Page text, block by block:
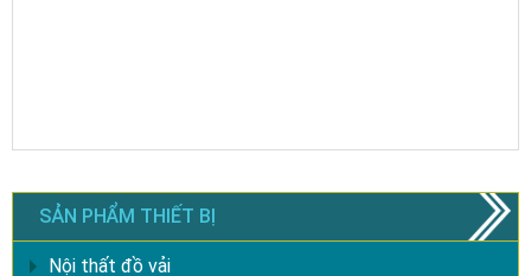
SẢN PHẨM THIẾT BỊ
Nội thất đồ vải